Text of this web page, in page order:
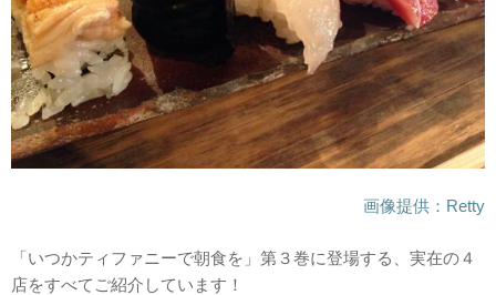
画像提供：Retty
「いつかティファニーで朝食を」第３巻に登場する、実在の４
店をすべてご紹介しています！